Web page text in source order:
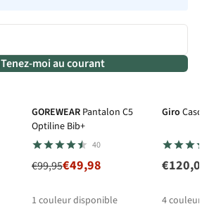
Tenez-moi au courant
GOREWEAR Pantalon C5
Optiline Bib+
40
€99,95€49,98
1 couleur disponible
Giro
4